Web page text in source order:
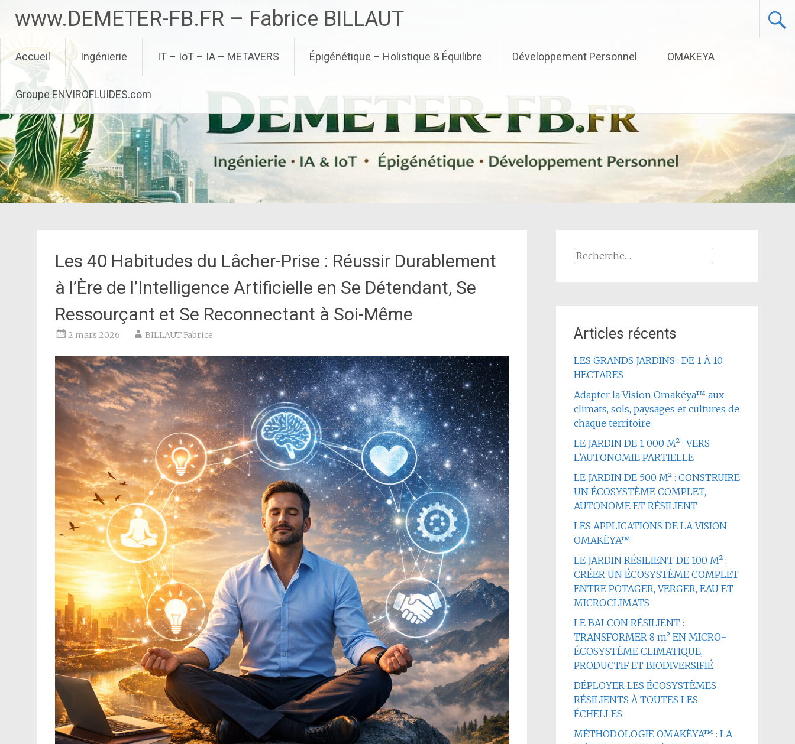
contenu
www.DEMETER-FB.FR – Fabrice BILLAUT
Accueil Ingénierie IT – IoT – IA – METAVERS Épigénétique – Holistique & Équilibre Développement Personnel OMAKEYA
Groupe ENVIROFLUIDES.com
Les 40 Habitudes du Lâcher-Prise : Réussir Durable­ment
à l’Ère de l’Intelligence Artificielle en Se Détendant, Se
Ressourçant et Se Reconnectant à Soi-Même
2 mars 2026 BILLAUT Fabrice
Rechercher :
Articles récents
LES GRANDS JARDINS : DE 1 À 10
HECTARES
Adapter la Vision Omakëya™ aux
climats, sols, paysages et cultures de
chaque territoire
LE JARDIN DE 1 000 M² : VERS
L’AUTONOMIE PARTIELLE
LE JARDIN DE 500 M² : CONSTRUIRE
UN ÉCOSYSTÈME COMPLET,
AUTONOME ET RÉSILIENT
LES APPLICATIONS DE LA VISION
OMAKËYA™
LE JARDIN RÉSILIENT DE 100 M² :
CRÉER UN ÉCOSYSTÈME COMPLET
ENTRE POTAGER, VERGER, EAU ET
MICROCLIMATS
LE BALCON RÉSILIENT :
TRANSFORMER 8 m² EN MICRO-
ÉCOSYSTÈME CLIMATIQUE,
PRODUCTIF ET BIODIVERSIFIÉ
DÉPLOYER LES ÉCOSYSTÈMES
RÉSILIENTS À TOUTES LES
ÉCHELLES
MÉTHODOLOGIE OMAKËYA™ : LA